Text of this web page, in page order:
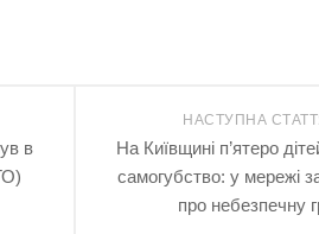
НАСТУПНА
На Київщині п’ятеро
самогубство: у мережі
про небезпечну
в